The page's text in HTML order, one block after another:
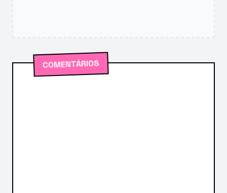
COMENTÁRIOS